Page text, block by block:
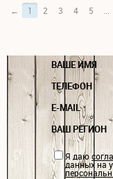
← 1 2 3 4 5
ВАШЕ ИМЯ
ТЕЛЕФОН
E-MAIL
ВАШ РЕГИОН
Я даю
данных на